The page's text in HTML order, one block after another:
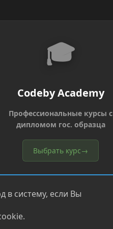
🎓
Codeby Academy
Профессиональные курсы с
дипломом гос. образца
Выбрать курс→
в систему, если Вы